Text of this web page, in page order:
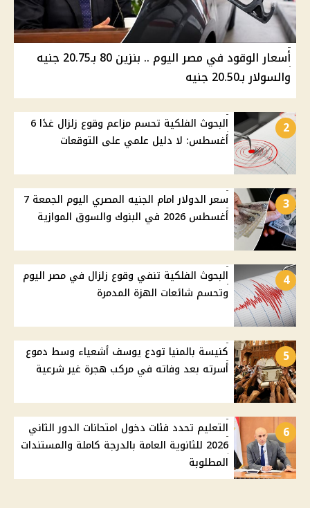
أسعار الوقود في مصر اليوم .. بنزين 80 بـ20.75 جنيه
والسولار بـ20.50 جنيه
2
البحوث الفلكية تحسم مزاعم وقوع زلزال غدًا 6
أغسطس: لا دليل علمي على التوقعات
3
سعر الدولار امام الجنيه المصري اليوم الجمعة 7
أغسطس 2026 في البنوك والسوق الموازية
4
البحوث الفلكية تنفي وقوع زلزال في مصر اليوم
وتحسم شائعات الهزة المدمرة
5
كنيسة بالمنيا تودع يوسف أشعياء وسط دموع
أسرته بعد وفاته في مركب هجرة غير شرعية
6
التعليم تحدد فئات دخول امتحانات الدور الثاني
2026 للثانوية العامة بالدرجة كاملة والمستندات
المطلوبة